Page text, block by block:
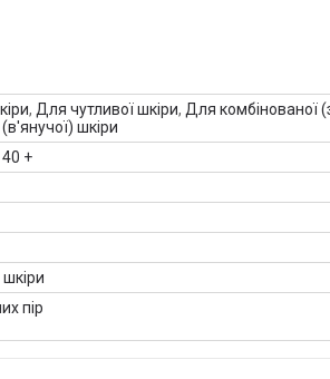
, Для чутливої ​​шкіри, Для комбінованої
шкіри
40 +
пір